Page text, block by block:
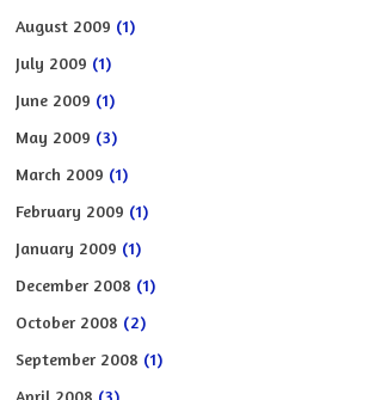
August 2009 (1)
July 2009 (1)
June 2009 (1)
May 2009 (3)
March 2009 (1)
February 2009 (1)
January 2009 (1)
December 2008 (1)
October 2008 (2)
September 2008 (1)
April 2008 (3)